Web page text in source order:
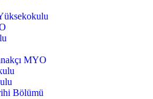
MYO
Bölümü